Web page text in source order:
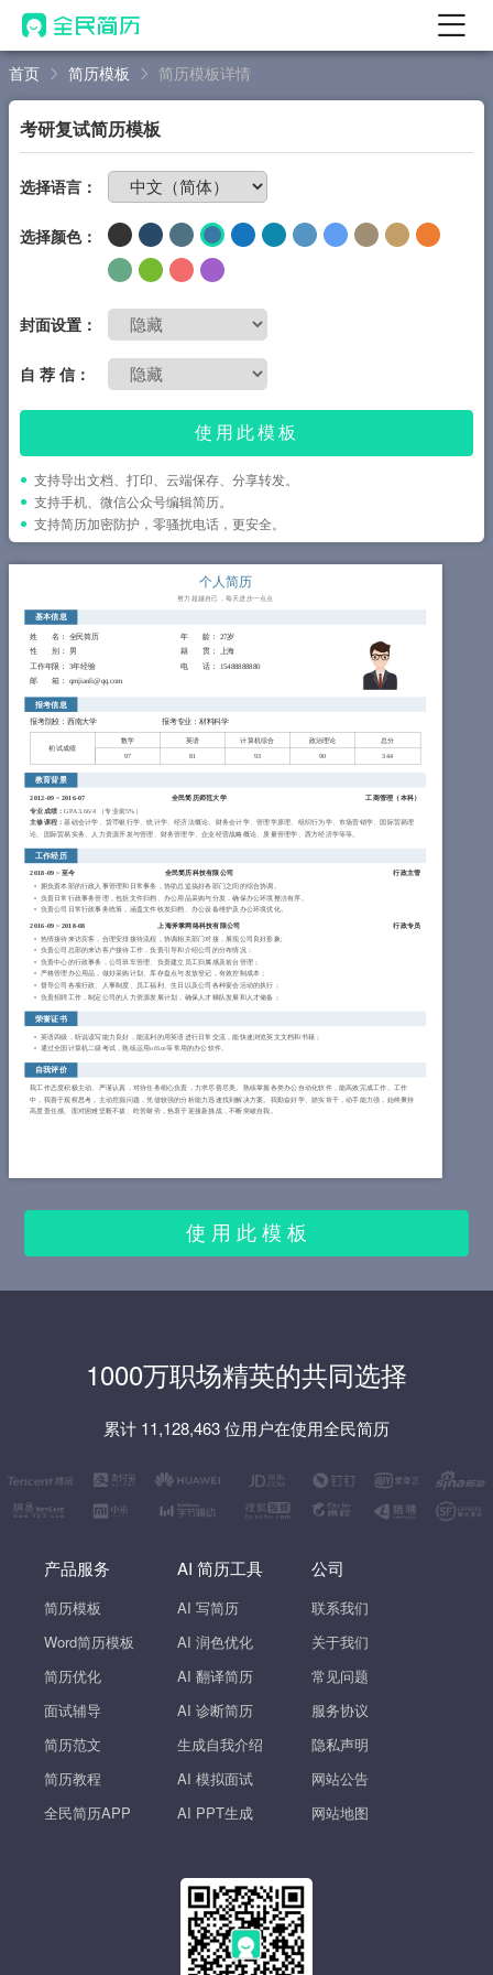
首页
AI 简历工具
AI 优化简历
AI 翻译简历
AI 诊断简历
AI 模拟面试
面试自我介绍
简历教程
登录 / 注册
首页 简历模板 简历模板详情
考研复试简历模板
选择语言：
选择颜色：
封面设置：
自 荐 信：
使用此模板
支持导出文档、打印、云端保存、分享转发。
支持手机、微信公众号编辑简历。
支持简历加密防护，零骚扰电话，更安全。
个人简历
努力超越自己，每天进步一点点
基本信息
姓 名 ： 全民简历 年 龄： 27岁
性 别 ： 男 籍 贯： 上海
工作年限 ： 3年经验 电 话： 15488888880
邮 箱 ： qmjianli@qq.com
报考信息
报考院校：西南大学 报考专业：材料科学
初试成绩
数学 英语 计算机综合 政治理论 总分
97 81 93 90 344
教育背景
2012-09 ~ 2016-07 全民简历师范大学 工商管理（本科）
专业成绩：GPA 3.66/4 （专业前5%）
主修课程：基础会计学、货币银行学、统计学、经济法概论、财务会计学、管理学原理、组织行为学、市场营销学、国际贸易理
论、国际贸易实务、人力资源开发与管理、财务管理学、企业经营战略概论、质量管理学、西方经济学等等。
工作经历
2018-09 ~ 至今 全民简历科技有限公司
行政主管
拥负责本部的行政人事管理和日常事务，协助总监搞好各部门之间的综合协调。
负责日常行政事务管理，包括文件归档、办公用品采购与分发，确保办公环境整洁有序。
负责公司日常行政事务统筹，涵盖文件收发归档、办公设备维护及办公环境优化。
2016-09 ~ 2018-08 上海斧掌网络科技有限公司
行政专员
热情接待来访宾客，合理安排接待流程，协调相关部门对接，展现公司良好形象;
负责公司总部的来访客户接待工作，负责引导和介绍公司的分布情况；
负责中心的行政事务，公司班车管理、负责建立员工归属感及前台管理；
严格管理办公用品，做好采购计划、库存盘点与发放登记，有效控制成本；
督导公司各项行政、人事制度、员工福利、生日以及公司各种宴会活动的执行；
负责招聘工作，制定公司的人力资源发展计划，确保人才梯队发展和人才储备；
荣誉证书
英语四级，听说读写能力良好，能流利的用英语进行日常交流，能快速浏览英文文档和书籍；
通过全国计算机二级考试，熟练运用office等常用的办公软件。
自我评价
我工作态度积极主动、严谨认真，对待任务细心负责，力求尽善尽美。熟练掌握各类办公自动化软件，能高效完成工作。工作
中，我善于观察思考，主动挖掘问题，凭借较强的分析能力迅速找到解决方案。我勤奋好学、踏实肯干，动手能力强，始终秉持
高度责任感。面对困难坚毅不拔、吃苦耐劳，热衷于迎接新挑战，不断突破自我。
使 用 此 模 板
1000万职场精英的共同选择
累计 11,128,463 位用户在使用全民简历
产品服务
简历模板
Word简历模板
简历优化
面试辅导
简历范文
简历教程
全民简历APP
AI 简历工具
AI 写简历
AI 润色优化
AI 翻译简历
AI 诊断简历
生成自我介绍
AI 模拟面试
AI PPT生成
公司
联系我们
关于我们
常见问题
服务协议
隐私声明
网站公告
网站地图